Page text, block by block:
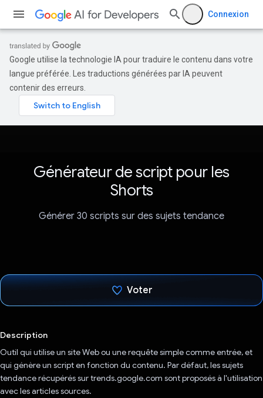
Connexion
Google utilise la technologie IA pour traduire le contenu dans votre
langue préférée. Les traductions générées par IA peuvent
contenir des erreurs.
Générateur de script pour les
Shorts
Générer 30 scripts sur des sujets tendance
Voter
Description
Outil qui utilise un site Web ou une requête simple comme entrée, et
qui génère un script en fonction du contenu. Par défaut, les sujets
tendance récupérés sur trends.google.com sont proposés à l'utilisation
avec les articles sources.